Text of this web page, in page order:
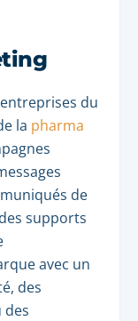
du
la pharma
de
supports
avec un
des
des